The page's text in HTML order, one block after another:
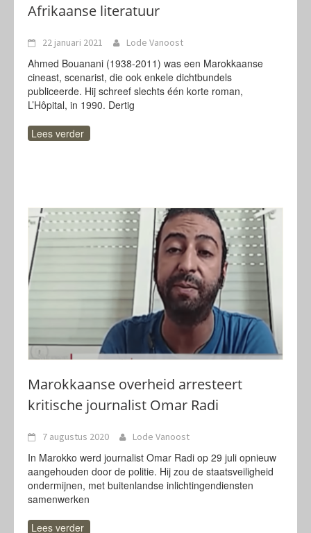
Afrikaanse literatuur
22 januari 2021 Lode Vanoost
Ahmed Bouanani (1938-2011) was een Marokkaanse
cineast, scenarist, die ook enkele dichtbundels
publiceerde. Hij schreef slechts één korte roman,
L’Hôpital, in 1990. Dertig
Lees verder
Marokkaanse overheid arresteert
kritische journalist Omar Radi
7 augustus 2020 Lode Vanoost
In Marokko werd journalist Omar Radi op 29 juli opnieuw
aangehouden door de politie. Hij zou de staatsveiligheid
ondermijnen, met buitenlandse inlichtingendiensten
samenwerken
Lees verder